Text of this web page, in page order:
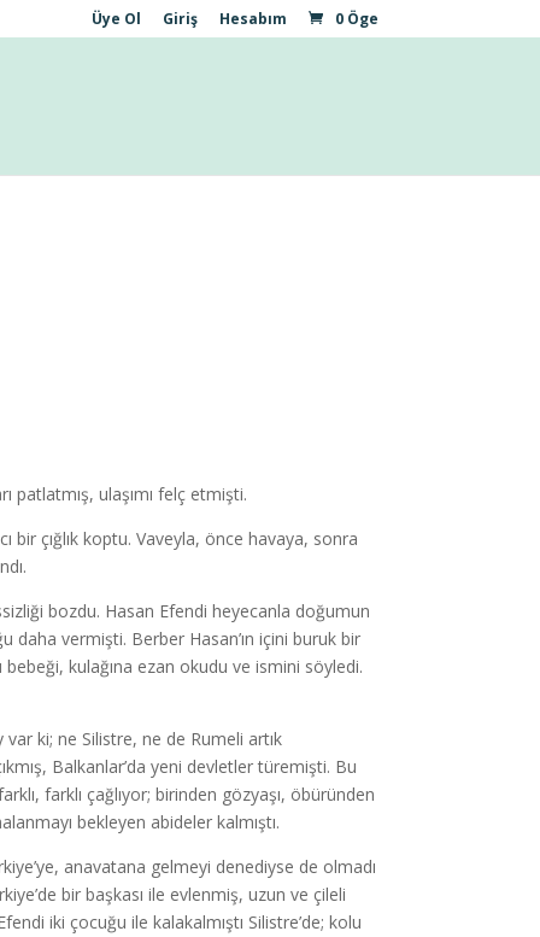
Üye Ol Giriş Hesabım 0 Öge
patlatmış, ulaşımı felç etmişti.
bir çığlık koptu. Vaveyla, önce havaya, sonra
bozdu. Hasan Efendi heyecanla doğumun
daha vermişti. Berber Hasan’ın içini buruk bir
bebeği, kulağına ezan okudu ve ismini söyledi.
ki; ne Silistre, ne de Rumeli artık
Balkanlar’da yeni devletler türemişti. Bu
farklı çağlıyor; birinden gözyaşı, öbüründen
bekleyen abideler kalmıştı.
anavatana gelmeyi denediyse de olmadı
bir başkası ile evlenmiş, uzun ve çileli
iki çocuğu ile kalakalmıştı Silistre’de; kolu